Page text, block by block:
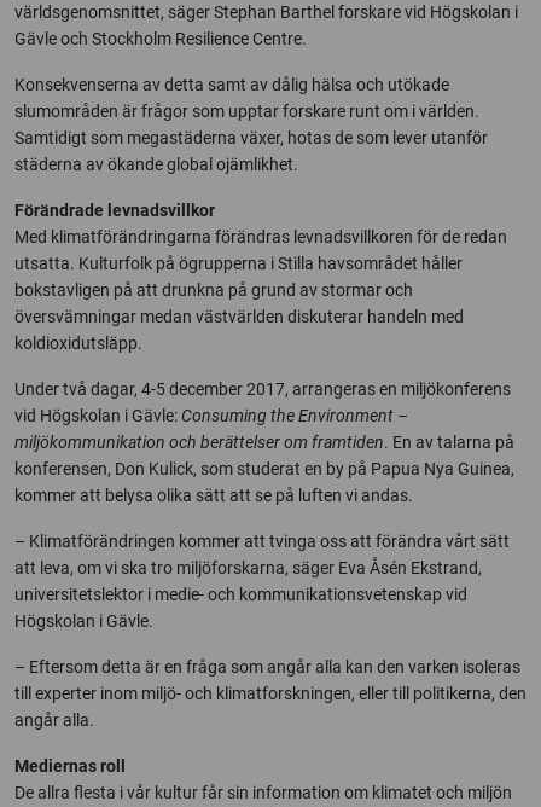
världsgenomsnittet, säger Stephan Barthel forskare vid Högskolan i
Gävle och Stockholm Resilience Centre.
Konsekvenserna av detta samt av dålig hälsa och utökade
slumområden är frågor som upptar forskare runt om i världen.
Samtidigt som megastäderna växer, hotas de som lever utanför
städerna av ökande global ojämlikhet.
Förändrade levnadsvillkor
Med klimatförändringarna förändras levnadsvillkoren för de redan
utsatta. Kulturfolk på ögrupperna i Stilla havsområdet håller
bokstavligen på att drunkna på grund av stormar och
översvämningar medan västvärlden diskuterar handeln med
koldioxidutsläpp.
Under två dagar, 4-5 december 2017, arrangeras en miljökonferens
vid Högskolan i Gävle: Consuming the Environment –
miljökommunikation och berättelser om framtiden. En av talarna på
konferensen, Don Kulick, som studerat en by på Papua Nya Guinea,
kommer att belysa olika sätt att se på luften vi andas.
– Klimatförändringen kommer att tvinga oss att förändra vårt sätt
att leva, om vi ska tro miljöforskarna, säger Eva Åsén Ekstrand,
universitetslektor i medie- och kommunikationsvetenskap vid
Högskolan i Gävle.
– Eftersom detta är en fråga som angår alla kan den varken isoleras
till experter inom miljö- och klimatforskningen, eller till politikerna, den
angår alla.
Mediernas roll
De allra flesta i vår kultur får sin information om klimatet och miljön